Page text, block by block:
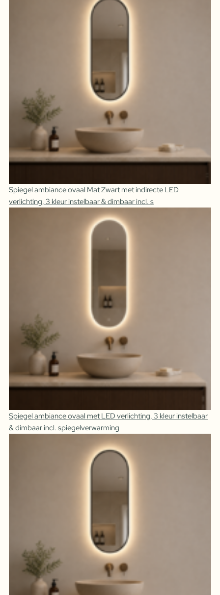
Spiegel ambiance ovaal Mat Zwart met indirecte LED
verlichting, 3 kleur instelbaar & dimbaar incl. s
Spiegel ambiance ovaal met LED verlichting, 3 kleur instelbaar
& dimbaar incl. spiegelverwarming